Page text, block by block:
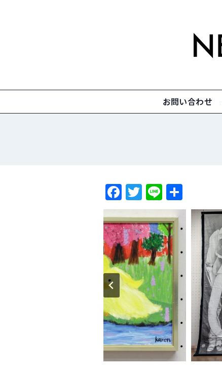
プ
お問い合わせ
F
a
c
e
b
o
o
k
T
w
itt
er
Li
n
e
共
有